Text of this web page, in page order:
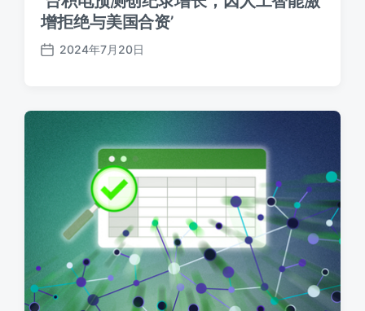
增拒绝与美国合资’
发
期
2024年7月20日